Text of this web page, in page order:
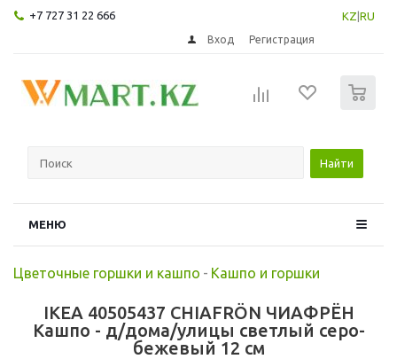
+7 727 31 22 666 KZ RU
Вход Регистрация
Найти
МЕНЮ
Цветочные горшки и кашпо - Кашпо и горшки
IKEA 40505437 CHIAFRÖN ЧИАФРЁН
Кашпо - д/дома/улицы светлый серо-
бежевый 12 см